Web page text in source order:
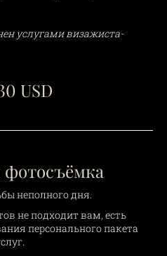
услугами визажиста-
USD
фотосъёмка
неполного дня.
не подходит вам, есть
персонального пакета